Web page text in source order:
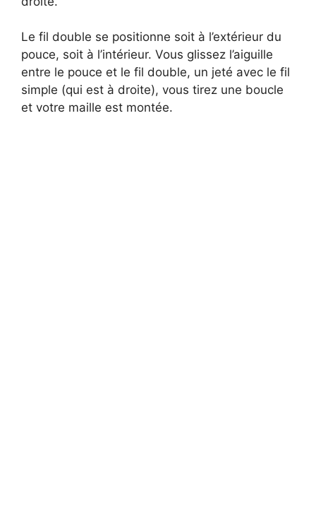
Le fil double se positionne soit à l’extérieur du
pouce, soit à l’intérieur. Vous glissez l’aiguille
entre le pouce et le fil double, un jeté avec le fil
simple (qui est à droite), vous tirez une boucle
et votre maille est montée.